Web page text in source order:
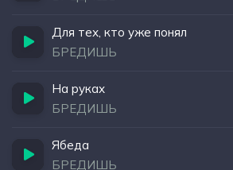
Для тех, кто уже понял
БРЕДИШЬ
На руках
БРЕДИШЬ
Ябеда
БРЕДИШЬ